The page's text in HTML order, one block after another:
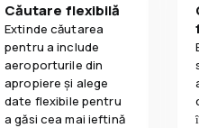
Căutare flexibilă
Extinde căutarea
pentru a include
aeroporturile din
apropiere și alege
date flexibile pentru
a găsi cea mai ieftină